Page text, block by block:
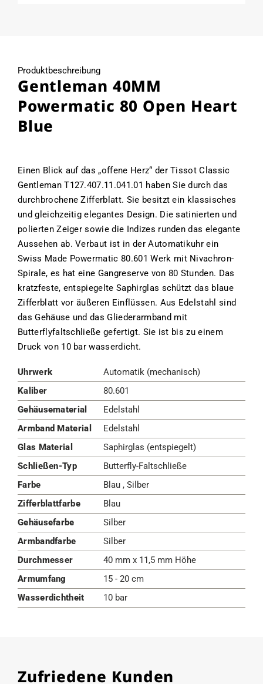
Produktbeschreibung
Gentleman 40MM
Powermatic 80 Open Heart
Blue
Einen Blick auf das „offene Herz“ der Tissot Classic
Gentleman T127.407.11.041.01 haben Sie durch das
durchbrochene Zifferblatt. Sie besitzt ein klassisches
und gleichzeitig elegantes Design. Die satinierten und
polierten Zeiger sowie die Indizes runden das elegante
Aussehen ab. Verbaut ist in der Automatikuhr ein
Swiss Made Powermatic 80.601 Werk mit Nivachron-
Spirale, es hat eine Gangreserve von 80 Stunden. Das
kratzfeste, entspiegelte Saphirglas schützt das blaue
Zifferblatt vor äußeren Einflüssen. Aus Edelstahl sind
das Gehäuse und das Gliederarmband mit
Butterflyfaltschließe gefertigt. Sie ist bis zu einem
Druck von 10 bar wasserdicht.
Uhrwerk
Automatik (mechanisch)
Kaliber
80.601
Gehäusematerial
Edelstahl
Armband Material
Edelstahl
Glas Material
Saphirglas (entspiegelt)
Schließen-Typ
Butterfly-Faltschließe
Farbe
Blau , Silber
Zifferblattfarbe
Blau
Gehäusefarbe
Silber
Armbandfarbe
Silber
Durchmesser
40 mm x 11,5 mm Höhe
Armumfang
15 - 20 cm
Wasserdichtheit
10 bar
Zufriedene Kunden